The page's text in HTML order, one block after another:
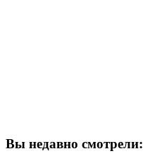
Вы недавно смотрели: